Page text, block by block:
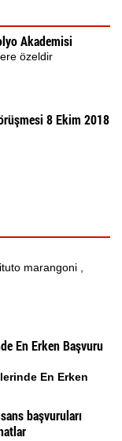
Akademisi
özeldir
8 Ekim 2018
marangoni ,
En Erken Başvuru
En Erken
başvuruları